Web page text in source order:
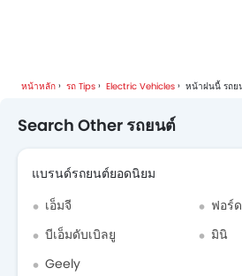
หน้าหลัก รถ Tips Electric Vehicles หน้าฝนนี้ รถย
Search Other รถยนต์
แบรนด์รถยนต์ยอดนิยม
เอ็มจี
ฟอร์ด
บีเอ็มดับเบิลยู
มินิ
Geely